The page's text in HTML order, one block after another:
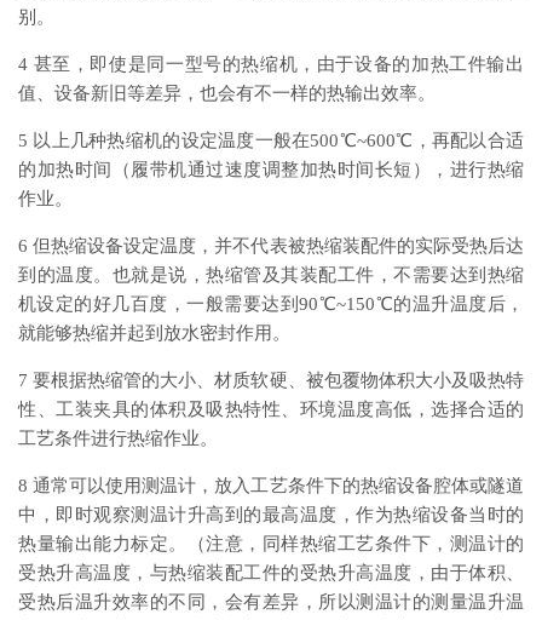
别。
4 甚至，即使是同一型号的热缩机，由于设备的加热工件输出
值、设备新旧等差异，也会有不一样的热输出效率。
5 以上几种热缩机的设定温度一般在500℃~600℃，再配以合适
的加热时间（履带机通过速度调整加热时间长短），进行热缩
作业。
6 但热缩设备设定温度，并不代表被热缩装配件的实际受热后达
到的温度。也就是说，热缩管及其装配工件，不需要达到热缩
机设定的好几百度，一般需要达到90℃~150℃的温升温度后，
就能够热缩并起到放水密封作用。
7 要根据热缩管的大小、材质软硬、被包覆物体积大小及吸热特
性、工装夹具的体积及吸热特性、环境温度高低，选择合适的
工艺条件进行热缩作业。
8 通常可以使用测温计，放入工艺条件下的热缩设备腔体或隧道
中，即时观察测温计升高到的最高温度，作为热缩设备当时的
热量输出能力标定。（注意，同样热缩工艺条件下，测温计的
受热升高温度，与热缩装配工件的受热升高温度，由于体积、
受热后温升效率的不同，会有差异，所以测温计的测量温升温